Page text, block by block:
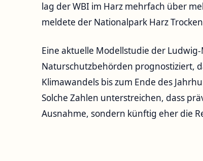
lag der WBI im Harz mehrfach über
meldete der Nationalpark Harz
Eine aktuelle Modellstudie der
Naturschutzbehörden prognostiziert,
Klimawandels bis zum Ende des
Solche Zahlen unterstreichen, dass
Ausnahme, sondern künftig eher die